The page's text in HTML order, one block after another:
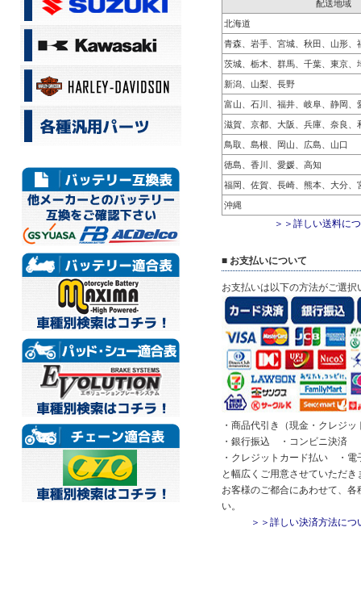
配送地域
北海道
青森、岩手、宮城、秋田、山形、
茨城、栃木、群馬、千葉、東京、
新潟、山梨、長野
富山、石川、福井、岐阜、静岡、
滋賀、京都、大阪、兵庫、奈良、
鳥取、島根、岡山、広島、山口
徳島、香川、愛媛、高知
福岡、佐賀、長崎、熊本、大分、
沖縄
＞＞詳しい送料に
■ お支払いについて
お支払いは以下の方法がご選択
・商品代引き（現金・クレジ
・銀行振込 ・コンビニ決済
・クレジットカード払い ・電
と幅広くご用意させていただき
お客様のご都合にあわせて、
い。
＞＞詳しい決済方法に